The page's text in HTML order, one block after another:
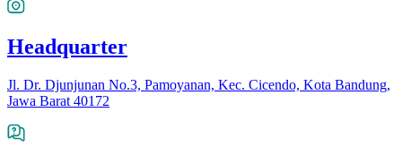
Headquarter
Jl. Dr. Djunjunan No.3, Pamoyanan, Kec. Cicendo, Kota Bandung,
Jawa Barat 40172